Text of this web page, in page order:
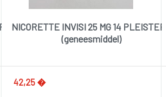
NICORETTE INVISI 25 MG 14 PLEISTERS
(geneesmiddel)
42,25 �